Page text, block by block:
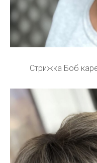
Стрижка Боб